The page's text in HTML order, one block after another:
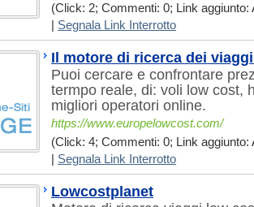
(Click: 2; Commenti: 0; Link aggiunto:
Segnala Link Interrotto
Il motore di ricerca dei
Puoi cercare e confrontare
termpo reale, di: voli low cost,
migliori operatori online.
https://www.europelowcost.com/
(Click: 4; Commenti: 0; Link aggiunto:
Segnala Link Interrotto
Lowcostplanet